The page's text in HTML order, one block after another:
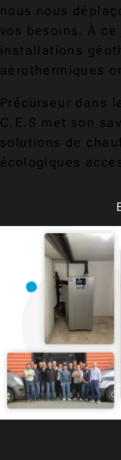
nous nous
vos besoins. À
installations
aérothermiques
Précurseur dans
C.E.S met son
solutions de
écologiques